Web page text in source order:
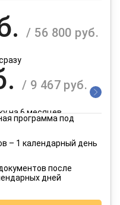
/ 56 800 руб.
/ 9 467 руб.
на 6 месяцев
/ 4 734 руб.
на 12 месяцев
программа под
– 1 календарный день
после
дней